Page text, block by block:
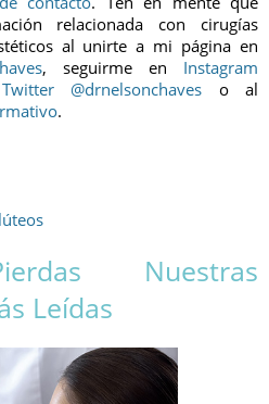
relacionada con cirugías
al unirte a mi página en
, seguirme en Instagram
Twitter @drnelsonchaves o al
.
Nuestras
Leídas